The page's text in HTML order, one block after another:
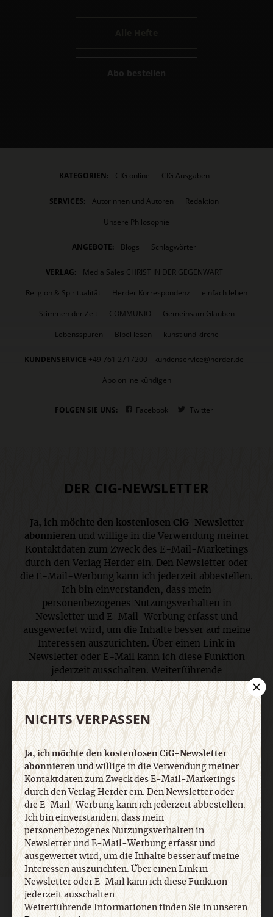
Abo bestellen
KATEGORIEN: CIG online CIG Ausgaben
SERVICES: Autorinnen und Autoren
Redaktion
Unsere Philosophie
ANGEBOTE: Blogs Schlagwörter
VERLAG:
Media Sales CHRIST IN DER GEGENWART
Religion & Spiritualität
Herder Korrespondenz
einfach leben
Stimmen der Zeit
COMMUNIO
Gemeinsam Glauben
Lebensspuren
Bibel lesen kunst und kirche
KUNDENSERVICE +49 761 2717200
kundenservice@herder.de
Abo online kündigen
FOLGEN SIE UNS: Facebook Twitter
DER CIG-NEWSLETTER
Ja, ich möchte den kostenlosen CiG-Newsletter
abonnieren und willige in die Verwendung meiner
Kontaktdaten zum Zweck des E-Mail-Marketings
durch den Verlag Herder ein. Den Newsletter oder
die E-Mail-Werbung kann ich jederzeit abbestellen.
Ich bin einverstanden, dass mein
personenbezogenes Nutzungsverhalten in
Newsletter und E-Mail-Werbung erfasst und
ausgewertet wird, um die Inhalte besser auf meine
Interessen auszurichten. Über einen Link in
Newsletter oder E-Mail kann ich diese Funktion
jederzeit ausschalten. Weiterführende
Informationen finden Sie in unseren
Datenschutzhinweisen.
E-Mail
Jetzt anmelden
AGB und Widerrufsbelehrung
Impressum
NICHTS VERPASSEN
Ja, ich möchte den kostenlosen CiG-Newsletter
abonnierenund willige in die Verwendung meiner
Kontaktdaten zum Zweck des E-Mail-Marketings
durch den Verlag Herder ein. Den Newsletter oder
die E-Mail-Werbung kann ich jederzeit abbestellen.
Ich bin einverstanden, dass mein
personenbezogenes Nutzungsverhalten in
Newsletter und E-Mail-Werbung erfasst und
ausgewertet wird, um die Inhalte besser auf meine
Interessen auszurichten. Über einen Link in
Newsletter oder E-Mail kann ich diese Funktion
jederzeit ausschalten.
Weiterführende Informationen finden Sie in unseren